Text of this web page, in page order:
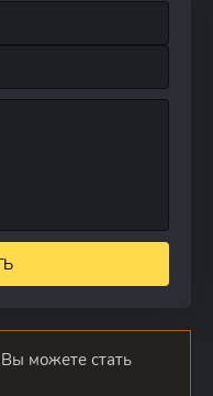
можете стать